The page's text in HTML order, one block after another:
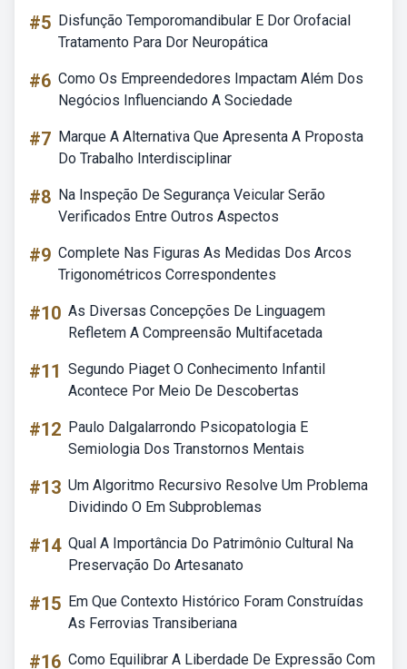
#5 Disfunção Temporomandibular E Dor Orofacial
Tratamento Para Dor Neuropática
#6 Como Os Empreendedores Impactam Além Dos
Negócios Influenciando A Sociedade
#7 Marque A Alternativa Que Apresenta A Proposta
Do Trabalho Interdisciplinar
#8 Na Inspeção De Segurança Veicular Serão
Verificados Entre Outros Aspectos
#9 Complete Nas Figuras As Medidas Dos Arcos
Trigonométricos Correspondentes
#10 As Diversas Concepções De Linguagem
Refletem A Compreensão Multifacetada
#11 Segundo Piaget O Conhecimento Infantil
Acontece Por Meio De Descobertas
#12 Paulo Dalgalarrondo Psicopatologia E
Semiologia Dos Transtornos Mentais
#13 Um Algoritmo Recursivo Resolve Um Problema
Dividindo O Em Subproblemas
#14 Qual A Importância Do Patrimônio Cultural Na
Preservação Do Artesanato
#15 Em Que Contexto Histórico Foram Construídas
As Ferrovias Transiberiana
#16 Como Equilibrar A Liberdade De Expressão Com